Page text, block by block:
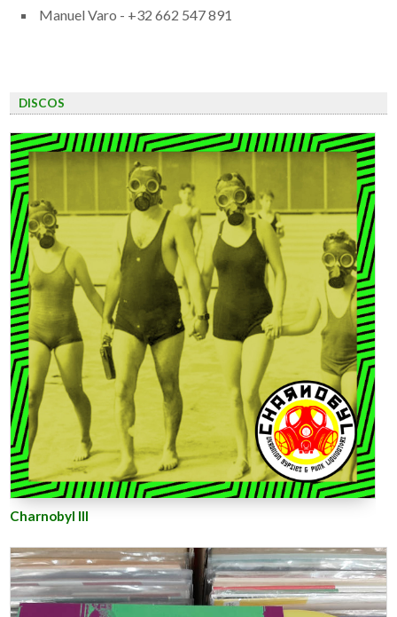
Manuel Varo - +32 662 547 891
DISCOS
Charnobyl III